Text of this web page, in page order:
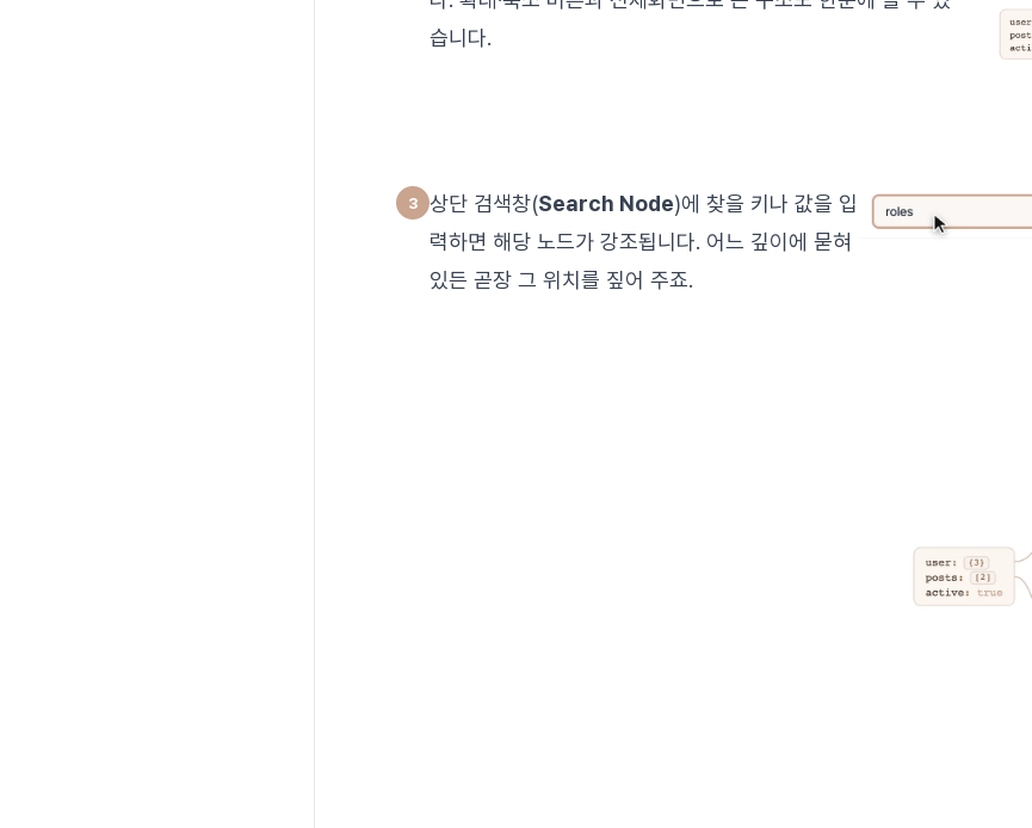
습니다.
상단 검색창(Search Node)에 찾을 키나 값을 입
력하면 해당 노드가 강조됩니다. 어느 깊이에 묻혀
있든 곧장 그 위치를 짚어 주죠.